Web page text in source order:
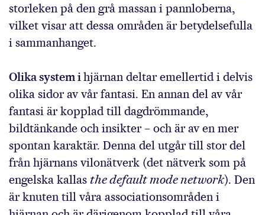
storleken på den grå massan i pannloberna,
vilket visar att dessa områden är betydelsefulla
i sammanhanget.
Olika system ihjärnan deltar emellertid i delvis
olika sidor av vår fantasi. En annan del av vår
fantasi är kopplad till dagdrömmande,
bildtänkande och insikter – och är av en mer
spontan karaktär. Denna del utgår till stor del
från hjärnans vilonätverk (det nätverk som på
engelska kallas the default mode network). Den
är knuten till våra associationsområden i